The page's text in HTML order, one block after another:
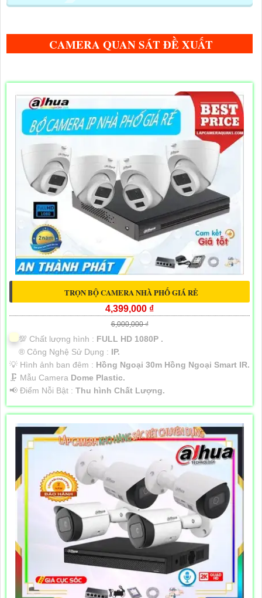
CAMERA QUAN SÁT ĐỀ XUẤT
TRỌN BỘ CAMERA NHÀ PHỐ GIÁ RẺ
4,399,000 ₫
6,000,000 ₫
💯 Chất lượng hình : FULL HD 1080P .
®️ Công Nghệ Sử Dụng : IP.
💡 Hình ảnh ban đêm : Hồng Ngoại 30m Hồng Ngoại Smart IR.
🗜️ Mẫu Camera Dome Plastic.
️📢 Điểm Nỗi Bật : Thu hình Chất Lượng.